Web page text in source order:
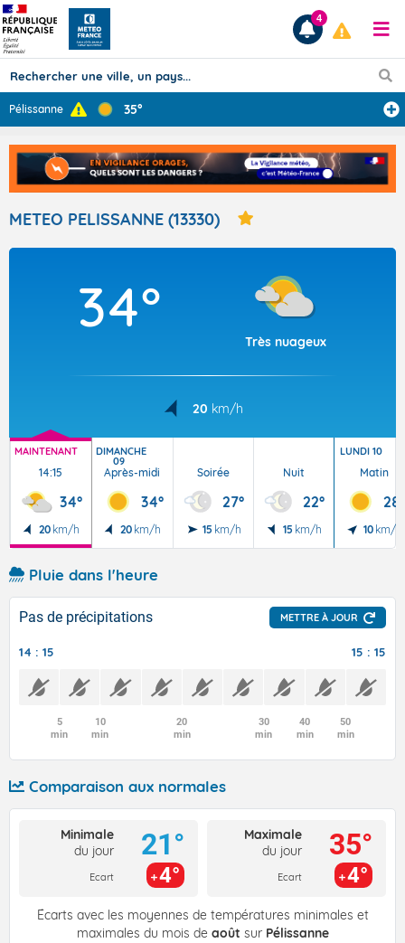
Prévisions
TOUS LES RÉSULTATS
Articles
4
Pélissanne 35°
METEO PELISSANNE (13330)
34°
Très nuageux
20 km/h
MAINTENANT
14:15
34°
20 km/h
DIMANCHE
09
Après-midi
34°
20 km/h
Soirée
27°
15 km/h
Nuit
22°
15 km/h
LUNDI 10
Matin
28°
10 km/h
Pluie dans l'heure
Pas de précipitations METTRE À JOUR
14 : 15 15 : 15
5
min
10
min
20
min
30
min
40
min
50
min
Comparaison aux normales
Minimale
du jour
Ecart
21°
4°
Maximale
du jour
Ecart
35°
4°
Écarts avec les moyennes de températures minimales et
maximales du mois de août sur Pélissanne